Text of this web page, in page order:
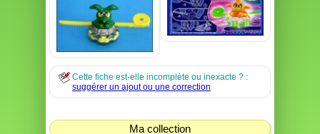
Cette fiche est-elle incomplète ou inexacte ? :
suggérer un ajout ou une correction
Ma collection